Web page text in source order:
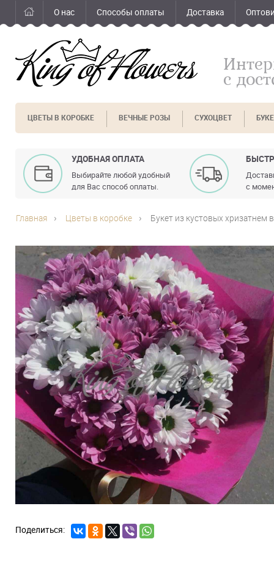
О нас Способы оплаты Доставка
с
ЦВЕТЫ В КОРОБКЕ ВЕЧНЫЕ РОЗЫ СУХОЦВЕТ
УДОБНАЯ ОПЛАТА
Выбирайте любой удобный
для Вас способ оплаты.
с
Главная Цветы в коробке Букет из кустовых хризатнем